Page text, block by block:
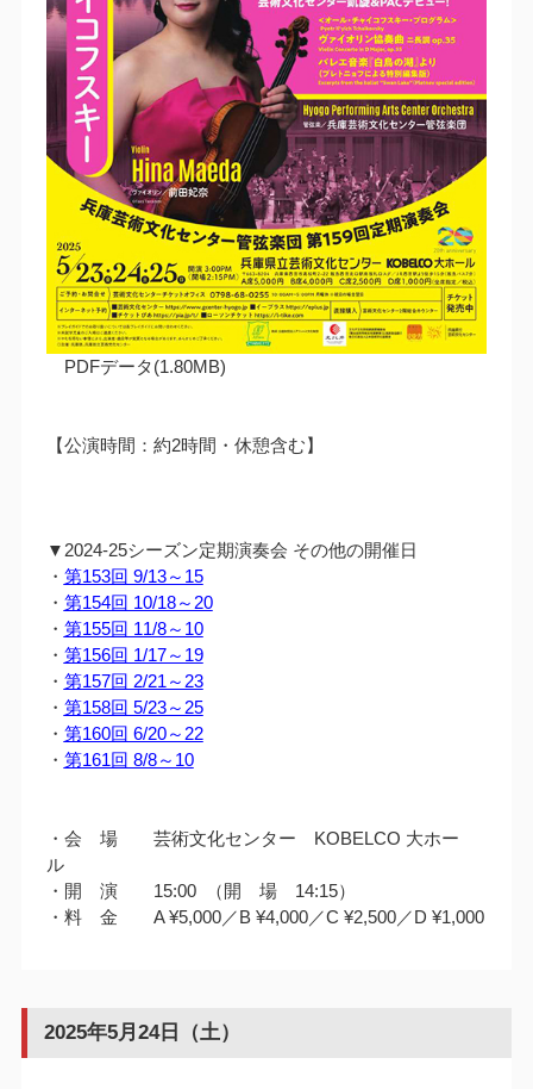
PDFデータ(1.80MB)
【公演時間：約2時間・休憩含む】
▼2024-25シーズン定期演奏会 その他の開催日
・ 第153回 9/13～15
・ 第154回 10/18～20
・ 第155回 11/8～10
・ 第156回 1/17～19
・ 第157回 2/21～23
・ 第158回 5/23～25
・ 第160回 6/20～22
・ 第161回 8/8～10
・会 場 芸術文化センター KOBELCO 大ホー
ル
・開 演 15:00 （開 場 14:15）
・料 金 A ¥5,000／B ¥4,000／C ¥2,500／D ¥1,000
2025年5月24日（土）